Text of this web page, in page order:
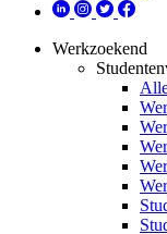
Werkzoekend